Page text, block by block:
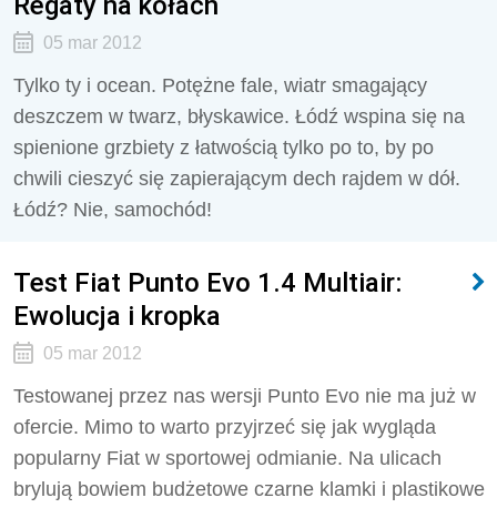
05 mar 2012
Tylko ty i ocean. Potężne fale, wiatr smagający
deszczem w twarz, błyskawice. Łódź wspina się na
spienione grzbiety z łatwością tylko po to, by po
chwili cieszyć się zapierającym dech rajdem w dół.
Łódź? Nie, samochód!
Test Fiat Punto Evo 1.4 Multiair:
Ewolucja i kropka
05 mar 2012
Testowanej przez nas wersji Punto Evo nie ma już w
ofercie. Mimo to warto przyjrzeć się jak wygląda
popularny Fiat w sportowej odmianie. Na ulicach
brylują bowiem budżetowe czarne klamki i plastikowe